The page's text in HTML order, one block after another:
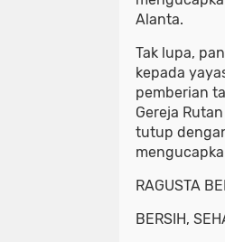
Alanta.
Tak lupa,
kepada
pemberian
Gereja
tutup
RAGUSTA
BERSIH,